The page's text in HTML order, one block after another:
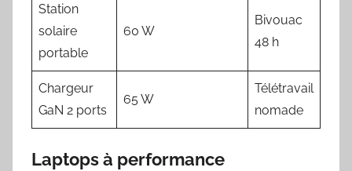
Station
solaire
portable
60 W
Bivouac
48 h
Chargeur
GaN 2 ports
65 W
Télétravail
nomade
Laptops à performance